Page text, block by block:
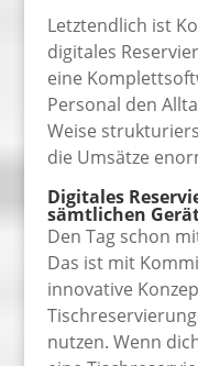
Letztendlich ist
digitales
eine
Personal den
Weise
die Umsätze
Digitales
sämtlichen
Den Tag schon
Das ist mit
innovative
nutzen. Wenn